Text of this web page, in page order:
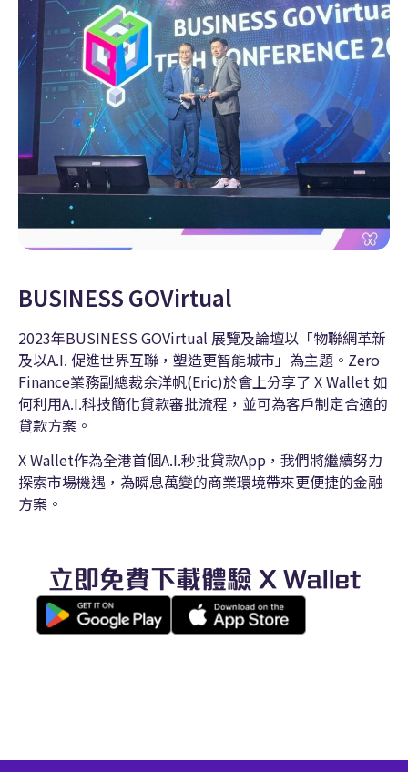
BUSINESS GOVirtual
2023年BUSINESS GOVirtual 展覽及論壇以「物聯網革新
及以A.I. 促進世界互聯，塑造更智能城市」為主題。Zero
Finance業務副總裁余洋帆(Eric)於會上分享了 X Wallet 如
何利用A.I.科技簡化貸款審批流程，並可為客戶制定合適的
貸款方案。
X Wallet作為全港首個A.I.秒批貸款App，我們將繼續努力
探索市場機遇，為瞬息萬變的商業環境帶來更便捷的金融
方案。
立即免費下載體驗 X Wallet